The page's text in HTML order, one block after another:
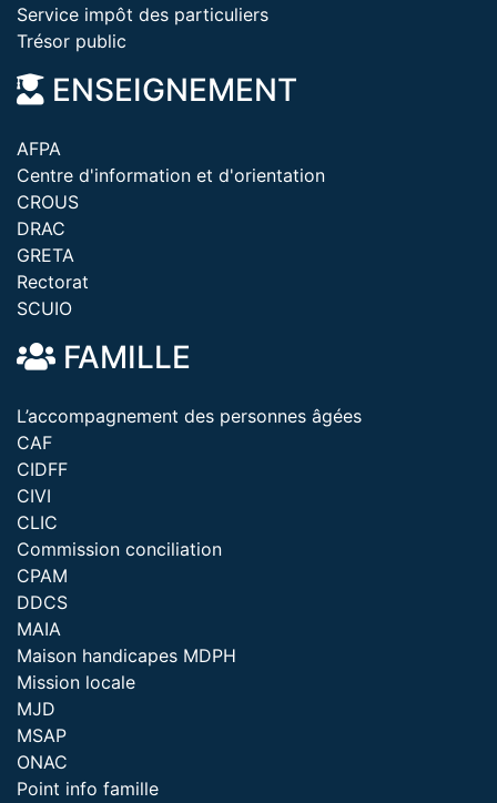
Service impôt des particuliers
Trésor public
ENSEIGNEMENT
AFPA
Centre d'information et d'orientation
CROUS
DRAC
GRETA
Rectorat
SCUIO
FAMILLE
L’accompagnement des personnes âgées
CAF
CIDFF
CIVI
CLIC
Commission conciliation
CPAM
DDCS
MAIA
Maison handicapes MDPH
Mission locale
MJD
MSAP
ONAC
Point info famille